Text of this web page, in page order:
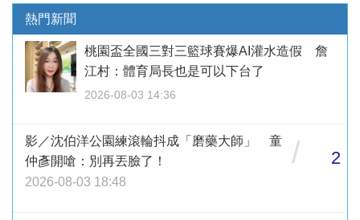
熱門新聞
桃園盃全國三對三籃球賽爆AI灌水造假 詹
江村：體育局長也是可以下台了
2026-08-03 14:36
影／沈伯洋公園練滾輪抖成「磨藥大師」 童
仲彥開嗆：別再丟臉了！
2026-08-03 18:48
/ 2